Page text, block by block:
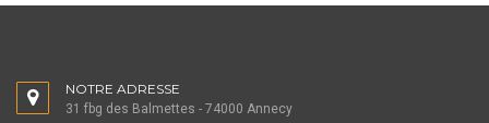
NOTRE ADRESSE
31 fbg des Balmettes - 74000 Annecy